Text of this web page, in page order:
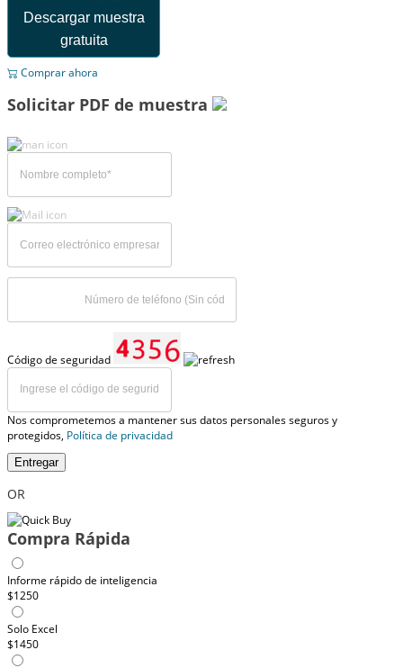
Descargar muestra
gratuita
Comprar ahora
Solicitar PDF de muestra
Código de seguridad
Nos comprometemos a mantener sus datos personales seguros y
protegidos, Política de privacidad
Entregar
OR
Compra Rápida
Informe rápido de inteligencia
$1250
Solo Excel
$1450